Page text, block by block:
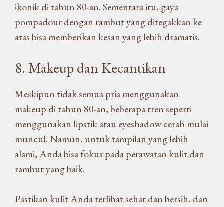
ikonik di tahun 80-an. Sementara itu, gaya
pompadour dengan rambut yang ditegakkan ke
atas bisa memberikan kesan yang lebih dramatis.
8. Makeup dan Kecantikan
Meskipun tidak semua pria menggunakan
makeup di tahun 80-an, beberapa tren seperti
menggunakan lipstik atau eyeshadow cerah mulai
muncul. Namun, untuk tampilan yang lebih
alami, Anda bisa fokus pada perawatan kulit dan
rambut yang baik.
Pastikan kulit Anda terlihat sehat dan bersih, dan